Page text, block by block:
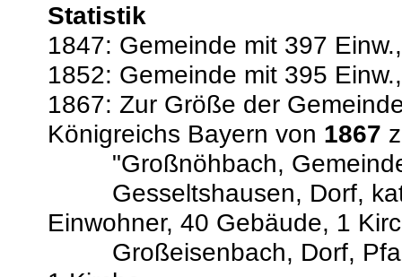
Statistik
1847: Gemeinde mit 397
1852: Gemeinde mit 395
1867: Zur Größe der
Königreichs Bayern von 1867
"Großnöhbach, Gemeinde
Gesseltshausen, Dorf,
Einwohner, 40 Gebäude, 1
Großeisenbach, Dorf,